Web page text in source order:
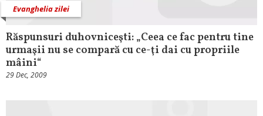
Evanghelia zilei
Răspunsuri duhovniceşti: „Ceea ce fac pentru tine
urmaşii nu se compară cu ce-ţi dai cu propriile
mâini“
29 Dec, 2009